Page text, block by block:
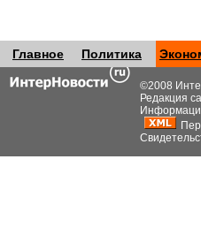
Главное Политика
©2008
Редакция